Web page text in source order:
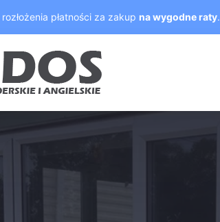
płatności za zakupna wygodne raty.